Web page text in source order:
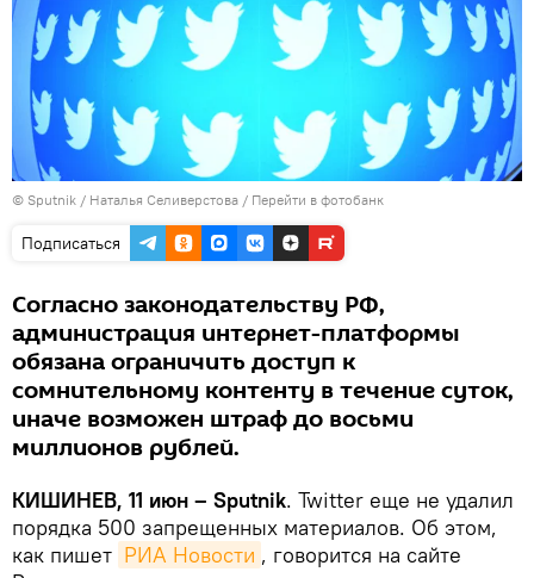
© Sputnik / Наталья Селиверстова / Перейти в фотобанк
Подписаться
Согласно законодательству РФ,
администрация интернет-платформы
обязана ограничить доступ к
сомнительному контенту в течение суток,
иначе возможен штраф до восьми
миллионов рублей.
КИШИНЕВ, 11 июн – Sputnik. Twitter еще не удалил
порядка 500 запрещенных материалов. Об этом,
как пишет РИА Новости , говорится на сайте